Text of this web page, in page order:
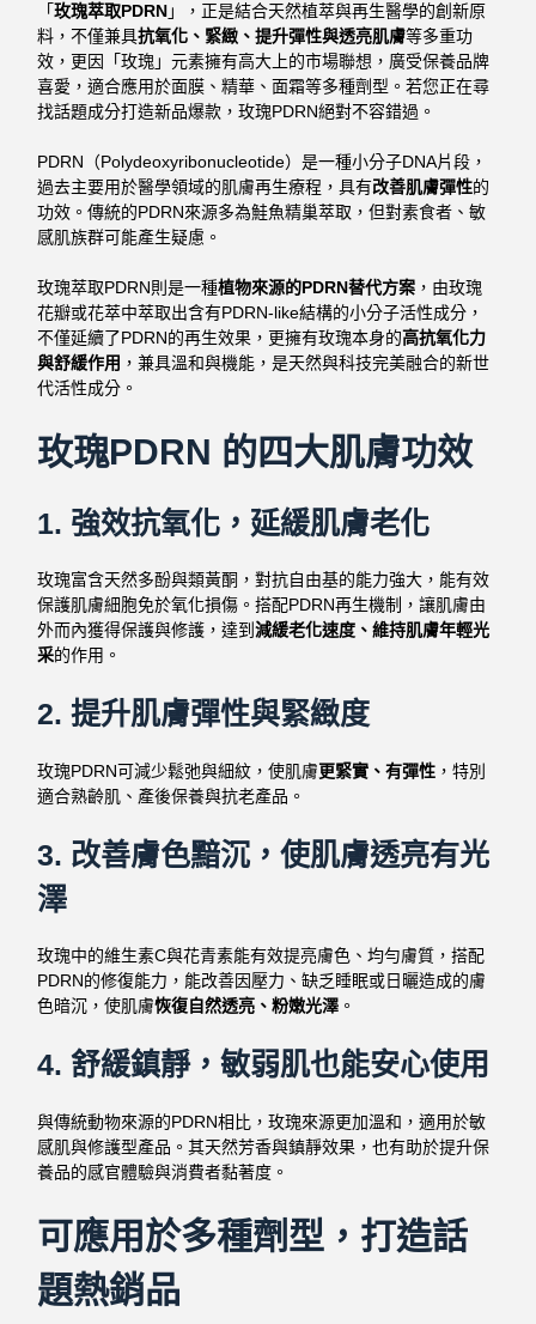
「玫瑰萃取PDRN」，正是結合天然植萃與再生醫學的創新原
料，不僅兼具抗氧化、緊緻、提升彈性與透亮肌膚等多重功
效，更因「玫瑰」元素擁有高大上的市場聯想，廣受保養品牌
喜愛，適合應用於面膜、精華、面霜等多種劑型。若您正在尋
找話題成分打造新品爆款，玫瑰PDRN絕對不容錯過。
PDRN（Polydeoxyribonucleotide）是一種小分子DNA片段，
過去主要用於醫學領域的肌膚再生療程，具有改善肌膚彈性的
功效。傳統的PDRN來源多為鮭魚精巢萃取，但對素食者、敏
感肌族群可能產生疑慮。
玫瑰萃取PDRN則是一種植物來源的PDRN替代方案 ，由玫瑰
花瓣或花萃中萃取出含有PDRN-like結構的小分子活性成分，
不僅延續了PDRN的再生效果，更擁有玫瑰本身的高抗氧化力
與舒緩作用 ，兼具溫和與機能，是天然與科技完美融合的新世
代活性成分。
玫瑰PDRN 的四大肌膚功效
1. 強效抗氧化，延緩肌膚老化
玫瑰富含天然多酚與類黃酮，對抗自由基的能力強大，能有效
保護肌膚細胞免於氧化損傷。搭配PDRN再生機制，讓肌膚由
外而內獲得保護與修護，達到減緩老化速度、維持肌膚年輕光
采的作用。
2.提升肌膚彈性與緊緻度
玫瑰PDRN可減少鬆弛與細紋，使肌膚更緊實、有彈性 ，特別
適合熟齡肌、產後保養與抗老產品。
3. 改善膚色黯沉，使肌膚透亮有光
澤
玫瑰中的維生素C與花青素能有效提亮膚色、均勻膚質，搭配
PDRN的修復能力，能改善因壓力、缺乏睡眠或日曬造成的膚
色暗沉，使肌膚恢復自然透亮、粉嫩光澤 。
4.舒緩鎮靜，敏弱肌也能安心使用
與傳統動物來源的PDRN相比，玫瑰來源更加溫和，適用於敏
感肌與修護型產品。其天然芳香與鎮靜效果，也有助於提升保
養品的感官體驗與消費者黏著度。
可應用於多種劑型，打造話
題熱銷品